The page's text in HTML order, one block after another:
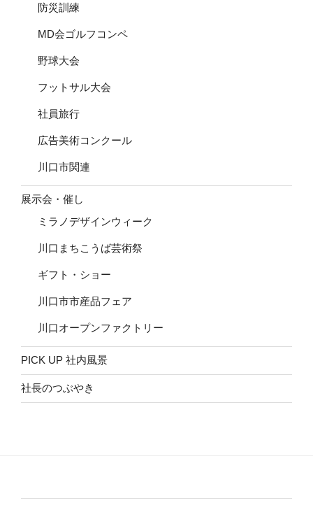
防災訓練
MD会ゴルフコンペ
野球大会
フットサル大会
社員旅行
広告美術コンクール
川口市関連
展示会・催し
ミラノデザインウィーク
川口まちこうば芸術祭
ギフト・ショー
川口市市産品フェア
川口オープンファクトリー
PICK UP 社内風景
社長のつぶやき